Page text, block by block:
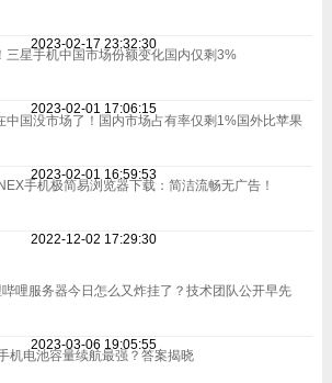
2023-02-17 23:32:30
三星手机中国市场份额变化国内仅剩3%
2023-02-01 17:06:15
中国没市场了！国内市场占有率仅剩1%国外比苹果
2023-02-01 16:59:53
手机极简易浏览器下载：简洁流畅无广告！
2022-12-02 17:29:30
哩服务器今日怎么又炸挂了？技术团队公开早先
2023-03-06 19:05:55
机电池容量续航最强？答案揭晓